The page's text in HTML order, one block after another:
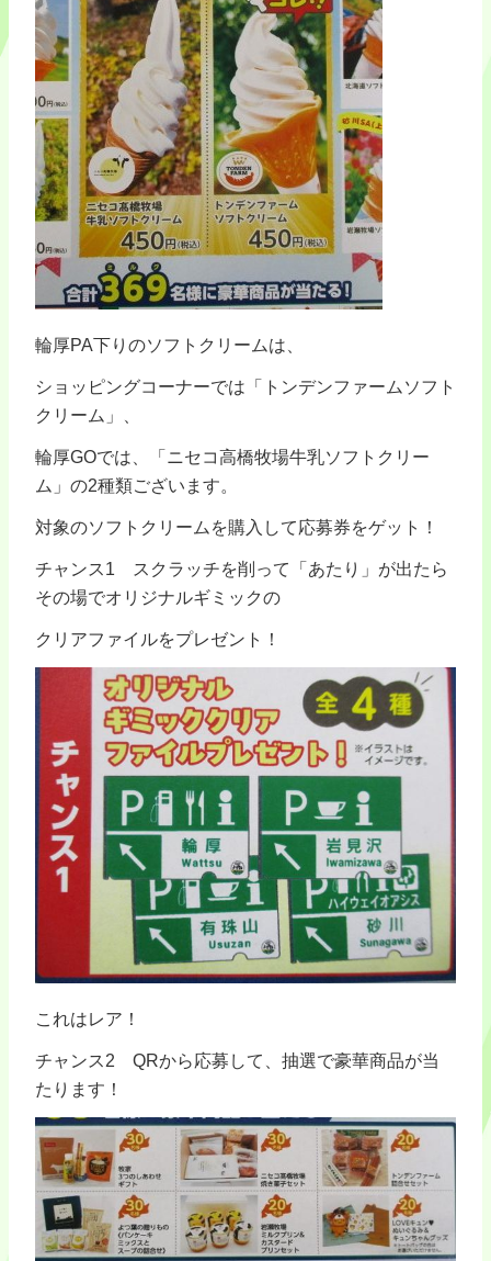
輪厚PA下りのソフトクリームは、
ショッピングコーナーでは「トンデンファームソフト
クリーム」、
輪厚GOでは、「ニセコ高橋牧場牛乳ソフトクリー
ム」の2種類ございます。
対象のソフトクリームを購入して応募券をゲット！
チャンス1 スクラッチを削って「あたり」が出たら
その場でオリジナルギミックの
クリアファイルをプレゼント！
これはレア！
チャンス2 QRから応募して、抽選で豪華商品が当
たります！